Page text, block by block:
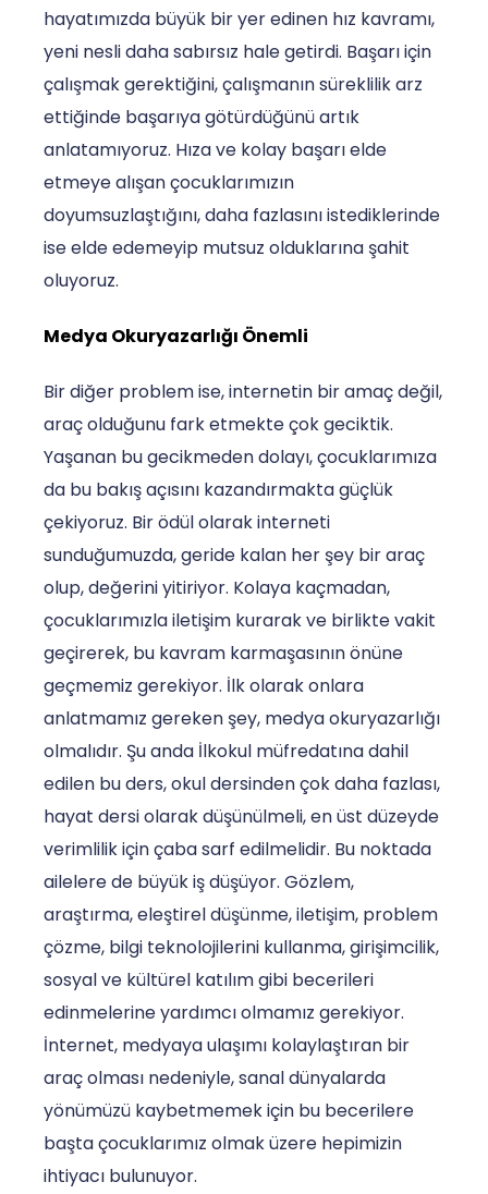
hayatımızda büyük bir yer edinen hız kavramı,
yeni nesli daha sabırsız hale getirdi. Başarı için
çalışmak gerektiğini, çalışmanın süreklilik arz
ettiğinde başarıya götürdüğünü artık
anlatamıyoruz. Hıza ve kolay başarı elde
etmeye alışan çocuklarımızın
doyumsuzlaştığını, daha fazlasını istediklerinde
ise elde edemeyip mutsuz olduklarına şahit
oluyoruz.
Medya Okuryazarlığı Önemli
Bir diğer problem ise, internetin bir amaç değil,
araç olduğunu fark etmekte çok geciktik.
Yaşanan bu gecikmeden dolayı, çocuklarımıza
da bu bakış açısını kazandırmakta güçlük
çekiyoruz. Bir ödül olarak interneti
sunduğumuzda, geride kalan her şey bir araç
olup, değerini yitiriyor. Kolaya kaçmadan,
çocuklarımızla iletişim kurarak ve birlikte vakit
geçirerek, bu kavram karmaşasının önüne
geçmemiz gerekiyor. İlk olarak onlara
anlatmamız gereken şey, medya okuryazarlığı
olmalıdır. Şu anda İlkokul müfredatına dahil
edilen bu ders, okul dersinden çok daha fazlası,
hayat dersi olarak düşünülmeli, en üst düzeyde
verimlilik için çaba sarf edilmelidir. Bu noktada
ailelere de büyük iş düşüyor. Gözlem,
araştırma, eleştirel düşünme, iletişim, problem
çözme, bilgi teknolojilerini kullanma, girişimcilik,
sosyal ve kültürel katılım gibi becerileri
edinmelerine yardımcı olmamız gerekiyor.
İnternet, medyaya ulaşımı kolaylaştıran bir
araç olması nedeniyle, sanal dünyalarda
yönümüzü kaybetmemek için bu becerilere
başta çocuklarımız olmak üzere hepimizin
ihtiyacı bulunuyor.